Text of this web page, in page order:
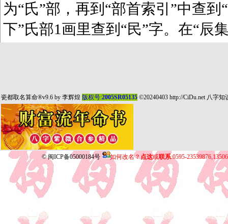
为“氏”部，再到“部首索引”中查到
下”氏部1画里查到“民”字。在“辰
瓷都取名算命®v9.6 by 李辉煌 版权号:2005SR05135 ©20240403 http://CiDu.net 八字知
© 闽ICP备05000184号 如何改名？ 点这或联系:0595-